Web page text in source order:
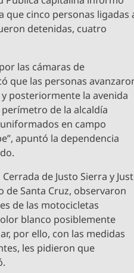
que cinco personas ligadas
detenidas, cuatro
las cámaras de
que las personas
posteriormente la avenida
de la alcaldía
en campo
apuntó la dependencia
de Justo Sierra y
de Santa Cruz, observaron
de las motocicletas
blanco posiblemente
por ello, con las medidas
les pidieron que